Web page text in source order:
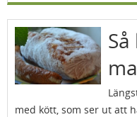
med kött, som ser ut att